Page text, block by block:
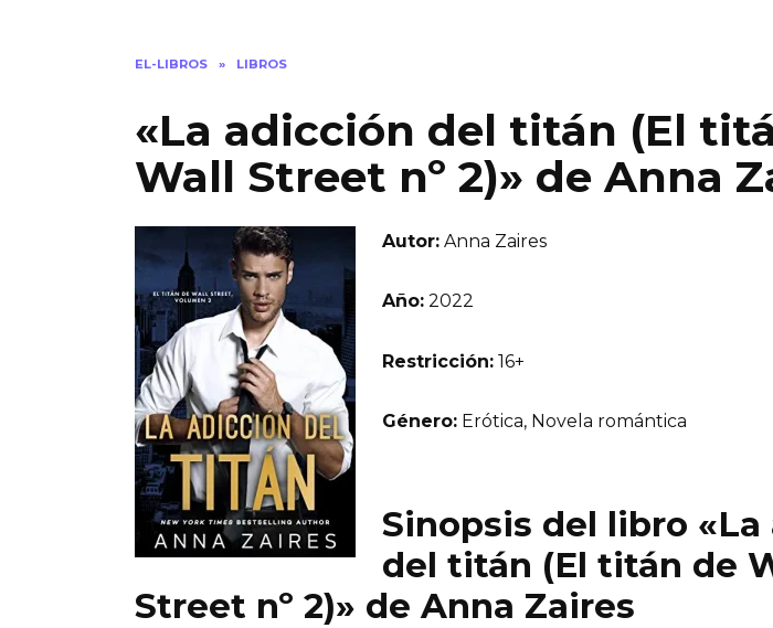
EL-LIBROS » LIBROS
«La adicción del titán (El
Wall Street nº 2)» de Anna
Autor: Anna Zaires
Año: 2022
Restricción: 16+
Género: Erótica, Novela romántica
Sinopsis del libro
del titán (El titán de
Street nº 2)» de Anna Zaires